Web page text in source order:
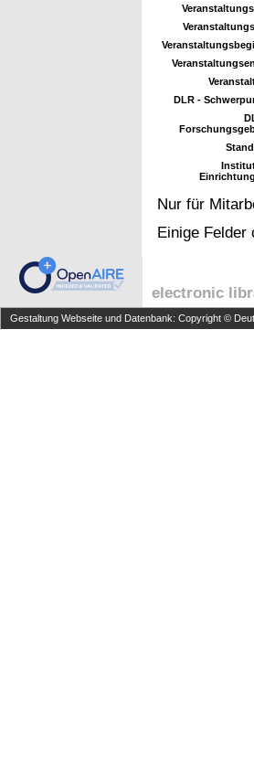
DLR -
Nur für
Einige
electronic
Gestaltung Webseite und Datenbank: Copyright ©